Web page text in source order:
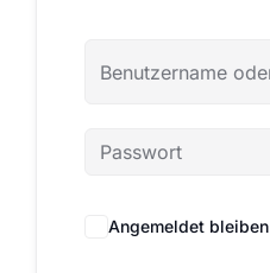
Angemeldet bleiben